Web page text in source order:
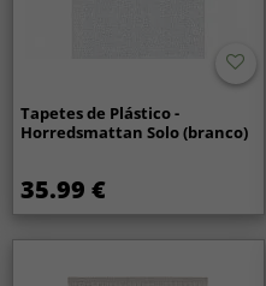
Tapetes de Plástico -
Horredsmattan Solo (branco)
35.99 €